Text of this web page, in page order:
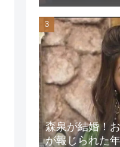
森泉が結婚！
が報じられた